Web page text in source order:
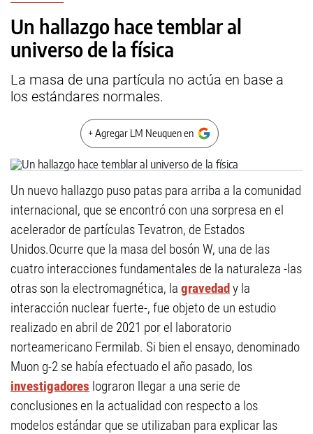
Un hallazgo hace temblar al
universo de la física
La masa de una partícula no actúa en base a
los estándares normales.
+ Agregar LM Neuquen en
Un nuevo hallazgo puso patas para arriba a la comunidad
internacional, que se encontró con una sorpresa en el
acelerador de partículas Tevatron, de Estados
Unidos.Ocurre que la masa del bosón W, una de las
cuatro interacciones fundamentales de la naturaleza -las
otras son la electromagnética, la gravedady la
interacción nuclear fuerte-, fue objeto de un estudio
realizado en abril de 2021 por el laboratorio
norteamericano Fermilab. Si bien el ensayo, denominado
Muon g-2 se había efectuado el año pasado, los
investigadores lograron llegar a una serie de
conclusiones en la actualidad con respecto a los
modelos estándar que se utilizaban para explicar las